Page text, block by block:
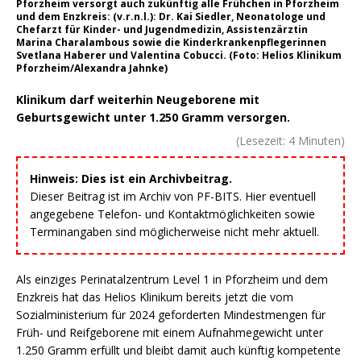
Pforzheim versorgt auch zukünftig alle Frühchen in Pforzheim
und dem Enzkreis: (v.r.n.l.): Dr. Kai Siedler, Neonatologe und
Chefarzt für Kinder- und Jugendmedizin, Assistenzärztin
Marina Charalambous sowie die Kinderkrankenpflegerinnen
Svetlana Haberer und Valentina Cobucci. (Foto: Helios Klinikum
Pforzheim/Alexandra Jahnke)
Klinikum darf weiterhin Neugeborene mit
Geburtsgewicht unter 1.250 Gramm versorgen.
(Lesezeit: 4 Minuten)
Hinweis: Dies ist ein Archivbeitrag.
Dieser Beitrag ist im Archiv von PF-BITS. Hier eventuell
angegebene Telefon- und Kontaktmöglichkeiten sowie
Terminangaben sind möglicherweise nicht mehr aktuell.
Als einziges Perinatalzentrum Level 1 in Pforzheim und dem
Enzkreis hat das Helios Klinikum bereits jetzt die vom
Sozialministerium für 2024 geforderten Mindestmengen für
Früh- und Reifgeborene mit einem Aufnahmegewicht unter
1.250 Gramm erfüllt und bleibt damit auch künftig kompetente